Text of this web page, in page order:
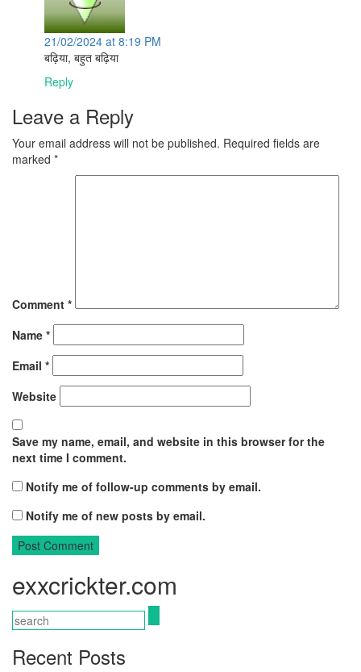
21/02/2024 at 8:19 PM
बढ़िया, बहुत बढ़िया
Reply
Leave a Reply
Your email address will not be published. Required fields are
marked *
Comment *
Name *
Email *
Website
Save my name, email, and website in this browser for the
next time I comment.
Notify me of follow-up comments by email.
Notify me of new posts by email.
exxcrickter.com
Recent Posts